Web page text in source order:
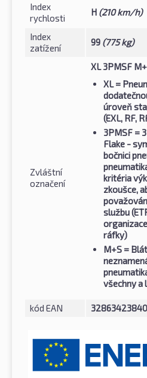
Index
rychlosti
H (210 km/h)
Index
zatížení
99 (775 kg)
Zvláštní
označení
XL 3PMSF
XL=
úroveň
(EXL, RF,
3PMSF =
Flake -
bočnici
kritéria
zkoušce,
službu
ráfky)
M+S =
všechny a
kód EAN